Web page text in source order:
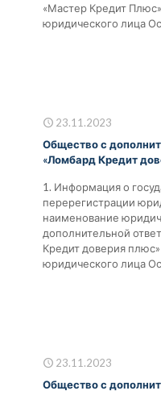
«Мастер Кредит
юридического лица
23.11.2023
Общество с
«Ломбард Кредит
1. Информация о
перерегистрации
наименование
дополнительной
Кредит доверия
юридического лица
23.11.2023
Общество с